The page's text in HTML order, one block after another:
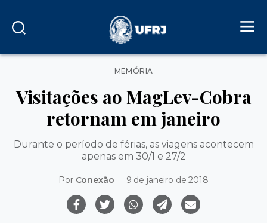
Categorias
MEMÓRIA
Visitações ao MagLev-Cobra
retornam em janeiro
Durante o período de férias, as viagens acontecem
apenas em 30/1 e 27/2
Por Conexão 9 de janeiro de 2018